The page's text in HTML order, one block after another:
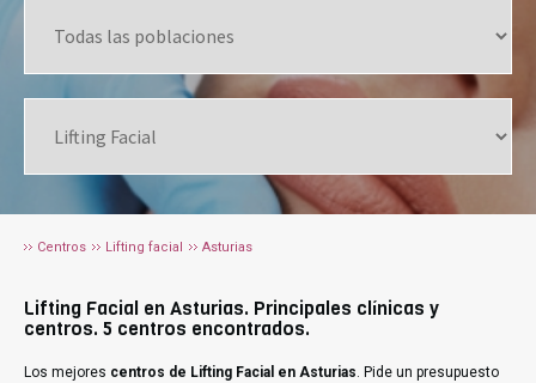
Centros Lifting facial Asturias
Lifting Facial en Asturias. Principales clínicas y
centros. 5 centros encontrados.
Los mejores centros de Lifting Facial en Asturias. Pide un presupuesto